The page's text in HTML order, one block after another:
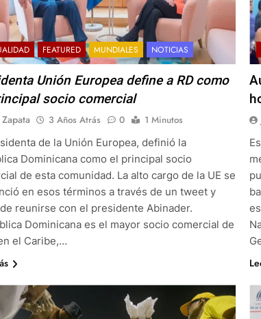
FEATURED MUNDIALES NOTICIAS
Unión Europea define a RD como
socio comercial
Zapata 3 Años Atrás 0
1 Minutos
de la Unión Europea, definió la
Dominicana como el principal socio
de esta comunidad. La alto cargo de la UE se
en esos términos a través de un tweet y
reunirse con el presidente Abinader.
Dominicana es el mayor socio comercial de
el Caribe,…